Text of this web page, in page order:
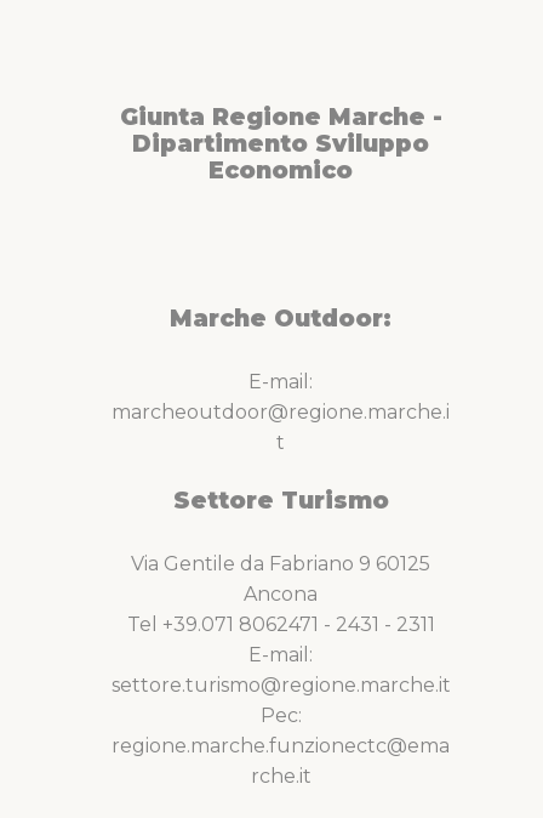
Giunta Regione Marche -
Dipartimento Sviluppo
Economico
Marche Outdoor:
E-mail:
marcheoutdoor@regione.marche.i
t
Settore Turismo
Via Gentile da Fabriano 9 60125
Ancona
Tel +39.071 8062471 - 2431 - 2311
E-mail:
settore.turismo@regione.marche.it
Pec:
regione.marche.funzionectc@ema
rche.it